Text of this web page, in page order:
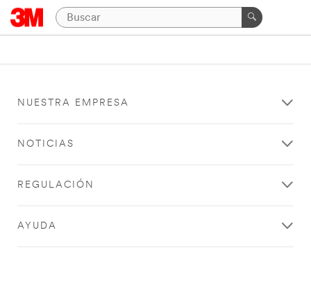
NUESTRA EMPRESA
NOTICIAS
REGULACIÓN
AYUDA